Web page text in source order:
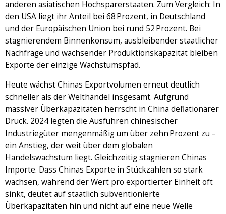
anderen asiatischen Hochsparerstaaten. Zum Vergleich: In
den USA liegt ihr Anteil bei 68 Prozent, in Deutschland
und der Europäischen Union bei rund 52 Prozent. Bei
stagnierendem Binnenkonsum, ausbleibender staatlicher
Nachfrage und wachsender Produktionskapazität bleiben
Exporte der einzige Wachstumspfad.
Heute wächst Chinas Exportvolumen erneut deutlich
schneller als der Welthandel insgesamt. Aufgrund
massiver Überkapazitäten herrscht in China deflationärer
Druck. 2024 legten die Ausfuhren chinesischer
Industriegüter mengenmäßig um über zehn Prozent zu –
ein Anstieg, der weit über dem globalen
Handelswachstum liegt. Gleichzeitig stagnieren Chinas
Importe. Dass Chinas Exporte in Stückzahlen so stark
wachsen, während der Wert pro exportierter Einheit oft
sinkt, deutet auf staatlich subventionierte
Überkapazitäten hin und nicht auf eine neue Welle